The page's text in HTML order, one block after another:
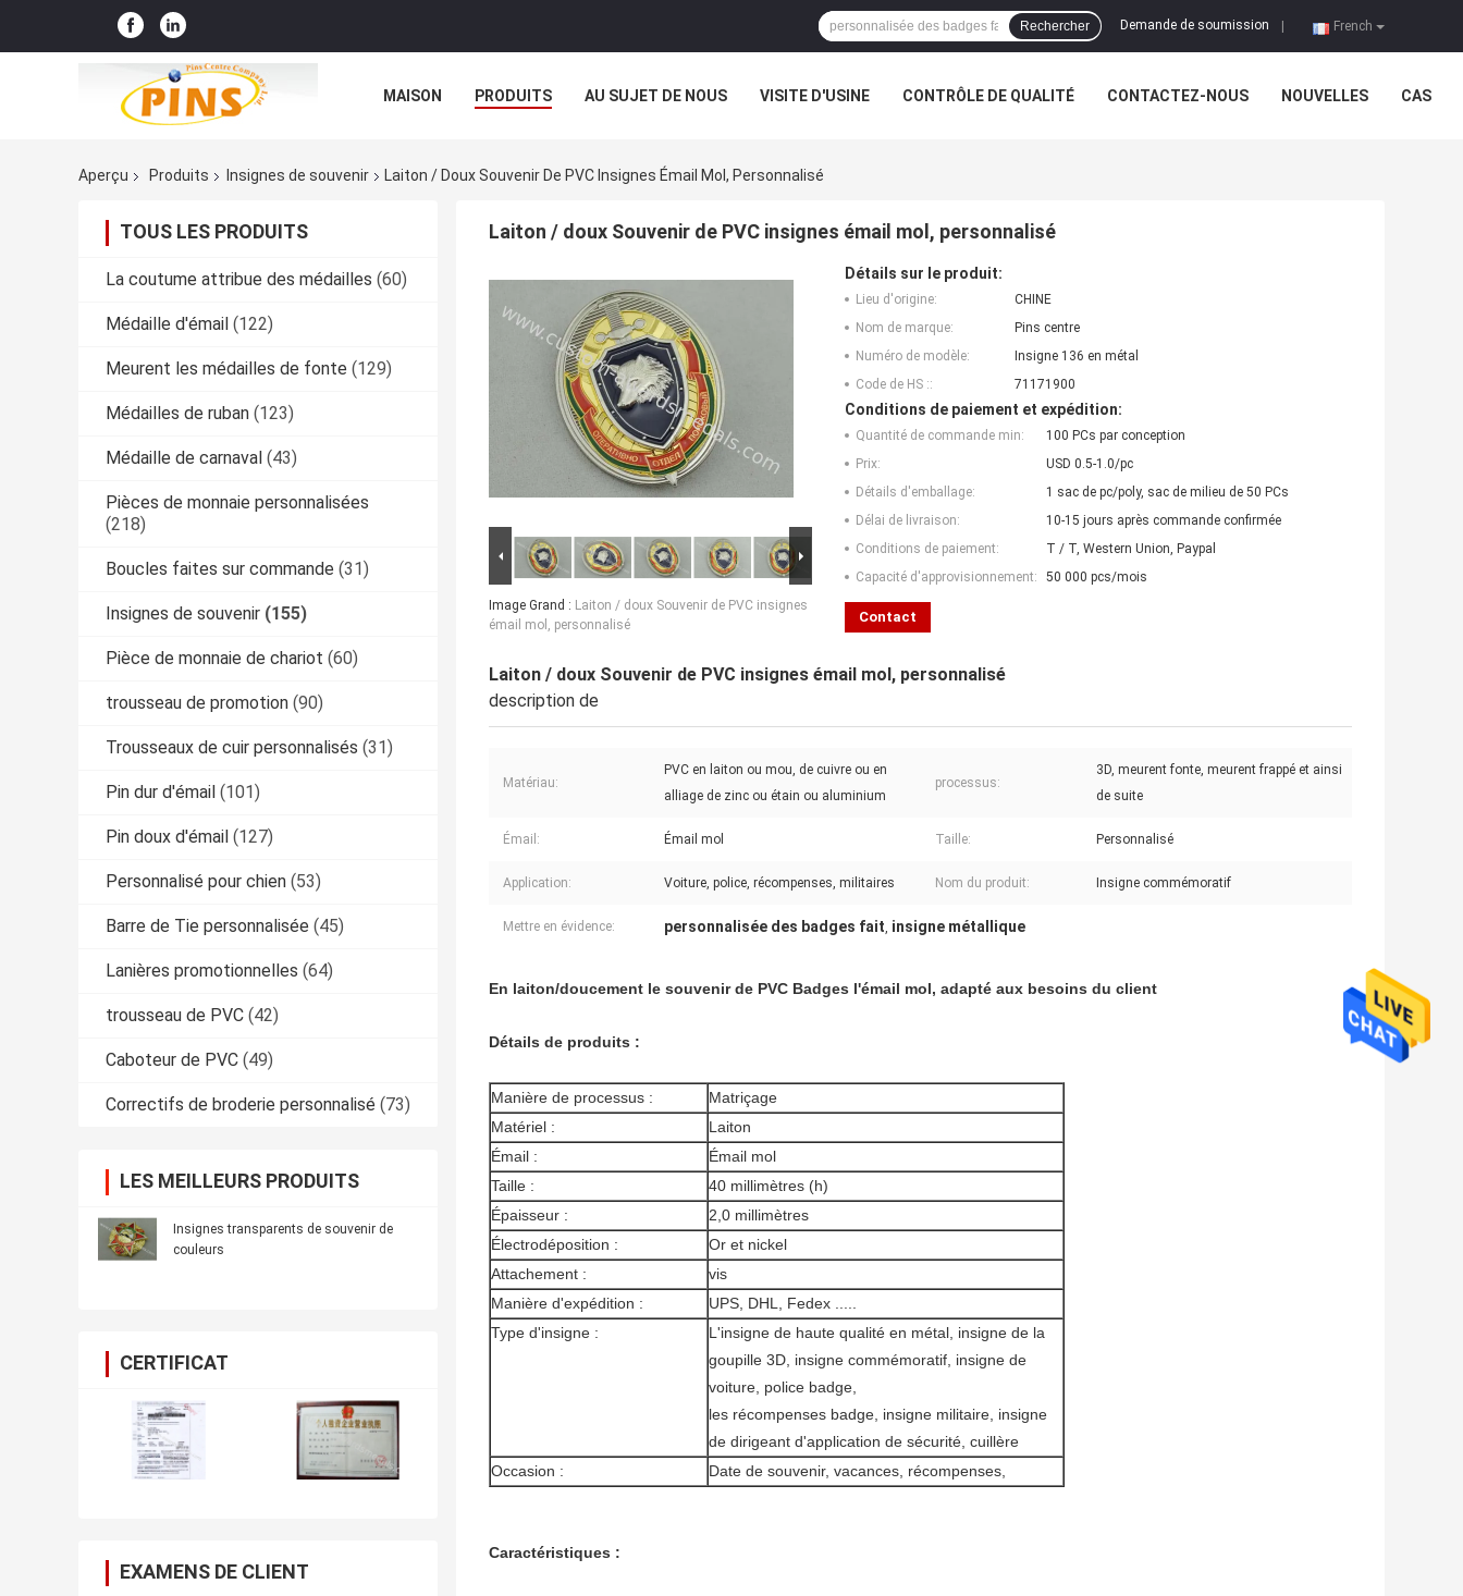
French
Demande de soumission
Rechercher
MAISON PRODUITS AU SUJET DE NOUS VISITE D'USINE CONTRÔLE DE QUALITÉ CONTACTEZ-NOUS NOUVELLES CAS
Aperçu Produits Insignes de souvenir Laiton / Doux Souvenir De PVC Insignes Émail Mol, Personnalisé
TOUS LES PRODUITS
La coutume attribue des médailles (60)
Médaille d'émail (122)
Meurent les médailles de fonte (129)
Médailles de ruban (123)
Médaille de carnaval (43)
Pièces de monnaie personnalisées
(218)
Boucles faites sur commande (31)
Insignes de souvenir (155)
Pièce de monnaie de chariot (60)
trousseau de promotion (90)
Trousseaux de cuir personnalisés (31)
Pin dur d'émail (101)
Pin doux d'émail (127)
Personnalisé pour chien (53)
Barre de Tie personnalisée (45)
Lanières promotionnelles (64)
trousseau de PVC (42)
Caboteur de PVC (49)
Correctifs de broderie personnalisé (73)
LES MEILLEURS PRODUITS
Insignes transparents de souvenir de
couleurs
CERTIFICAT
EXAMENS DE CLIENT
Laiton / doux Souvenir de PVC insignes émail mol, personnalisé
Image Grand : Laiton / doux Souvenir de PVC insignes
émail mol, personnalisé
Détails sur le produit:
Lieu d'origine:
CHINE
Nom de marque:
Pins centre
Numéro de modèle:
Insigne 136 en métal
Code de HS ::
71171900
Conditions de paiement et expédition:
Quantité de commande min:
100 PCs par conception
Prix:
USD 0.5-1.0/pc
Détails d'emballage:
1 sac de pc/poly, sac de milieu de 50 PCs
Délai de livraison:
10-15 jours après commande confirmée
Conditions de paiement:
T / T, Western Union, Paypal
Capacité d'approvisionnement:
50 000 pcs/mois
Contact
Laiton / doux Souvenir de PVC insignes émail mol, personnalisé
description de
Matériau:
PVC en laiton ou mou, de cuivre ou en
alliage de zinc ou étain ou aluminium
processus:
3D, meurent fonte, meurent frappé et ainsi
de suite
Émail: Émail mol Taille: Personnalisé
Application: Voiture, police, récompenses, militaires Nom du produit: Insigne commémoratif
Mettre en évidence: personnalisée des badges fait, insigne métallique
En laiton/doucement le souvenir de PVC Badges l'émail mol, adapté aux besoins du client
Détails de produits :
Manière de processus :
Matriçage
Matériel :
Laiton
Émail :
Émail mol
Taille :
40 millimètres (h)
Épaisseur :
2,0 millimètres
Électrodéposition :
Or et nickel
Attachement :
vis
Manière d'expédition :
UPS, DHL, Fedex .....
Type d'insigne :
L'insigne de haute qualité en métal, insigne de la
goupille 3D, insigne commémoratif, insigne de
voiture, police badge,
les récompenses badge, insigne militaire, insigne
de dirigeant d'application de sécurité, cuillère
Occasion :
Date de souvenir, vacances, récompenses,
Caractéristiques :